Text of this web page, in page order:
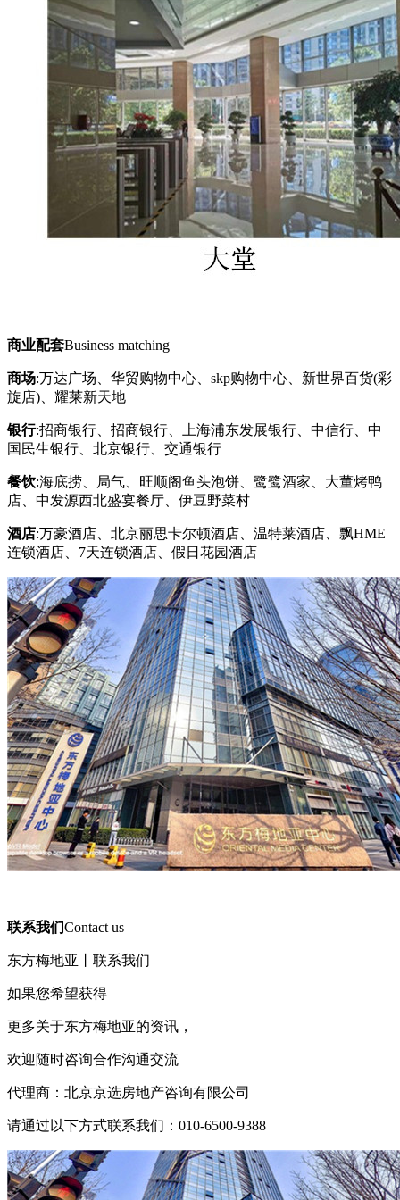
商业配套Business matching
商场:万达广场、华贸购物中心、skp购物中心、新世界百货(彩
旋店)、耀莱新天地
银行:招商银行、招商银行、上海浦东发展银行、中信行、中
国民生银行、北京银行、交通银行
餐饮:海底捞、局气、旺顺阁鱼头泡饼、鹭鹭酒家、大董烤鸭
店、中发源西北盛宴餐厅、伊豆野菜村
酒店:万豪酒店、北京丽思卡尔顿酒店、温特莱酒店、飘HME
连锁酒店、7天连锁酒店、假日花园酒店
联系我们Contact us
东方梅地亚丨联系我们
如果您希望获得
更多关于东方梅地亚的资讯，
欢迎随时咨询合作沟通交流
代理商：北京京选房地产咨询有限公司
请通过以下方式联系我们：010-6500-9388